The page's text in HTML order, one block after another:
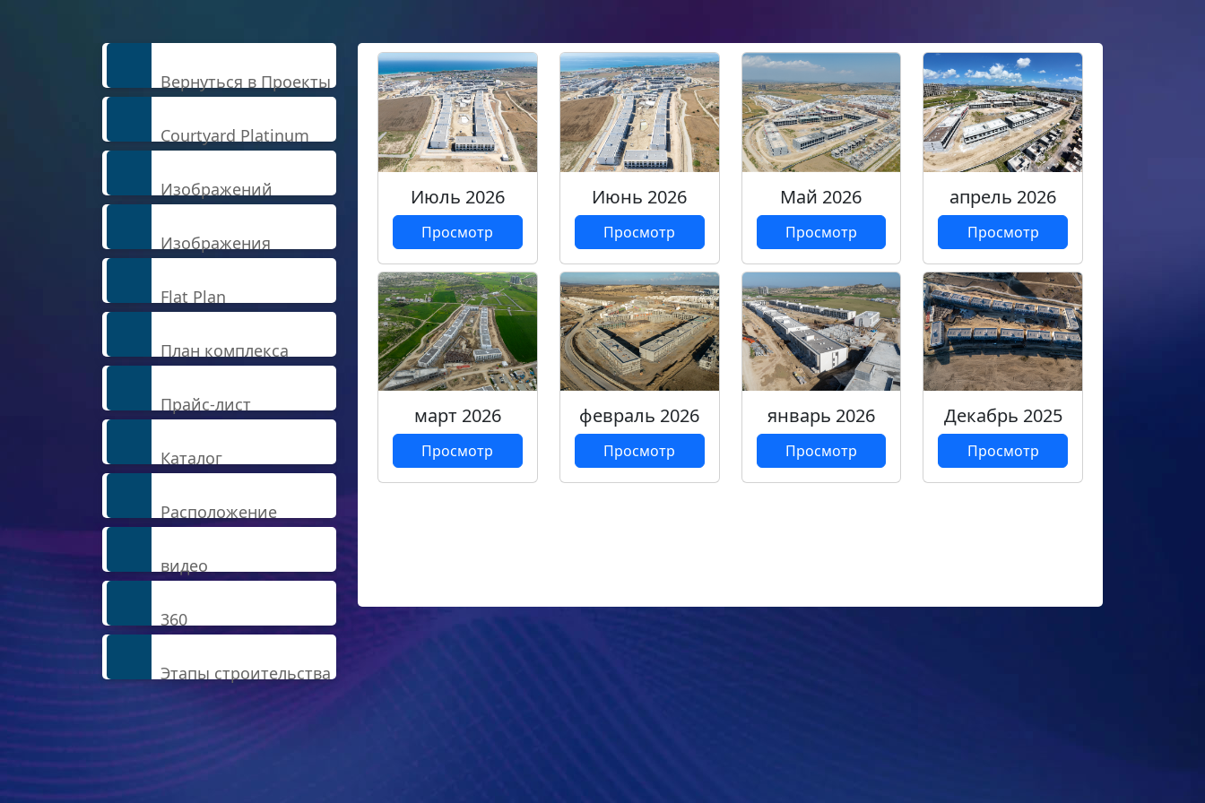
Вернуться в Проекты
Courtyard Platinum
Изображений
Изображения
Flat Plan
План комплекса
Прайс-лист
Каталог
Расположение
видео
360
Этапы строительства
Июль 2026
Просмотр
Июнь 2026
Просмотр
Май 2026
Просмотр
апрель 2026
Просмотр
март 2026
Просмотр
февраль 2026
Просмотр
январь 2026
Просмотр
Декабрь 2025
Просмотр